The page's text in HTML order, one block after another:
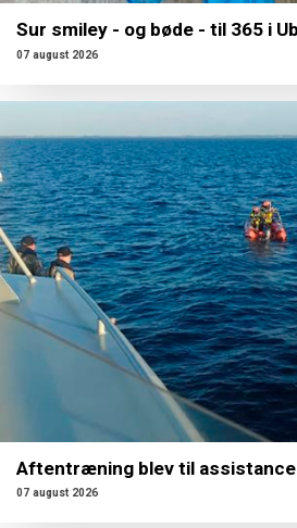
Sur smiley - og bøde - til 365 i
07 august 2026
Aftentræning blev til assistance
07 august 2026